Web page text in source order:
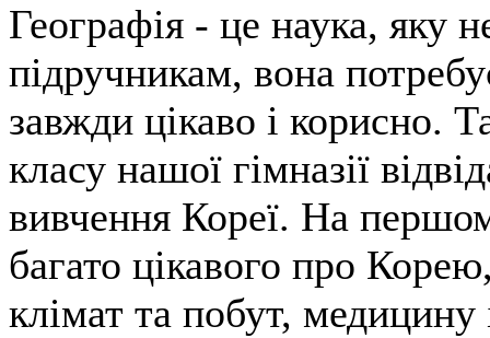
Географія - це наука, яку
підручникам, вона
завжди цікаво і корисно.
класу нашої гімназії
вивчення Кореї. На
багато цікавого про
клімат та побут, медицину